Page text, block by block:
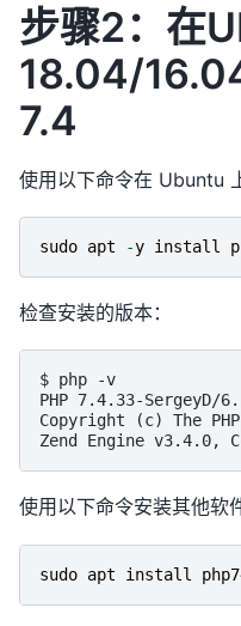
步骤2：在
18.04/
7.4
使用以下命令在 Ubuntu
sudo apt -y install
检查安装的版本：
$ php -v
PHP 7.4.33-
Copyright (c) The
使用以下命令安装其他软
sudo apt install